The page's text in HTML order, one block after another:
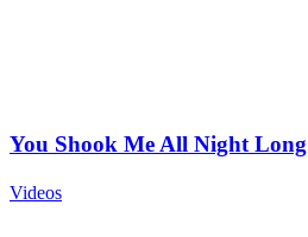
You Shook Me All Night Long
Videos